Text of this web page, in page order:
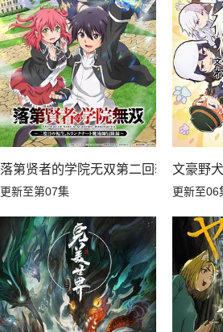
第08集
第02集
落第贤者的学院无双第二回转生，S等
更新至第07集
文豪野
更新至06